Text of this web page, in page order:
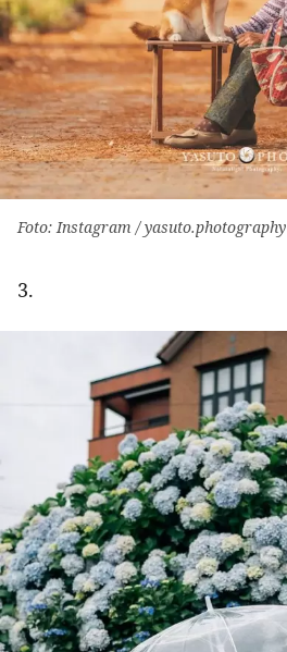
Foto: Instagram / yasuto.photography
3.